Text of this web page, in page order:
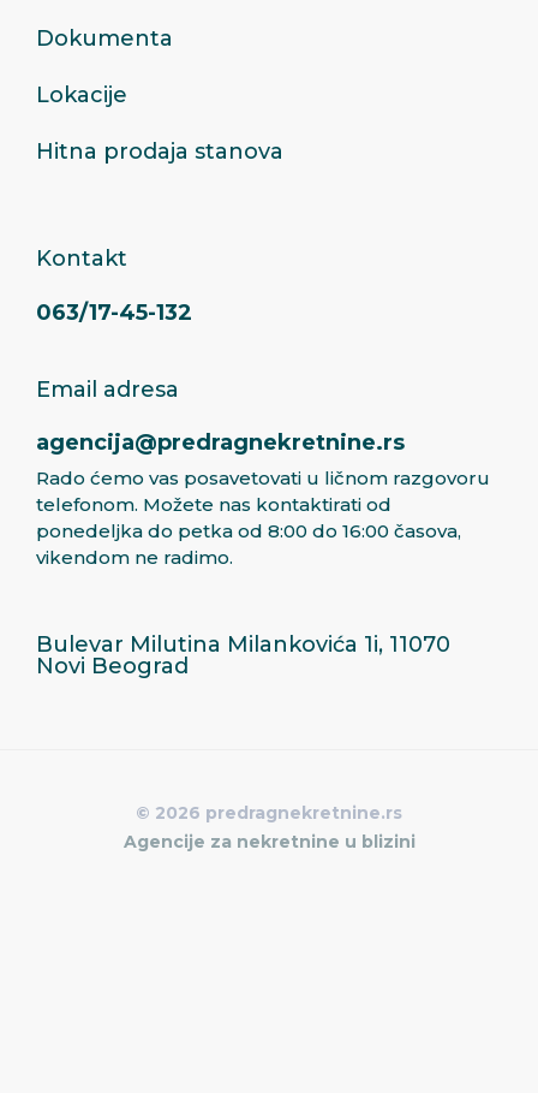
Dokumenta
Lokacije
Hitna prodaja stanova
Kontakt
063/17-45-132
Email adresa
agencija@predragnekretnine.rs
Rado ćemo vas posavetovati u ličnom razgovoru
telefonom. Možete nas kontaktirati od
ponedeljka do petka od 8:00 do 16:00 časova,
vikendom ne radimo.
Bulevar Milutina Milankovića 1i, 11070
Novi Beograd
© 2026 predragnekretnine.rs
Agencije za nekretnine u blizini